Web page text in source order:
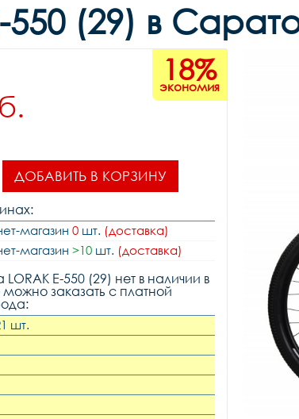
550 (29) в
18%
экономия
ДОБАВИТЬ В КОРЗИНУ
магазин 0 шт. (доставка)
магазин >10 шт. (доставка)
E-550 (29) нет в наличии в
можно заказать с платной
шт.